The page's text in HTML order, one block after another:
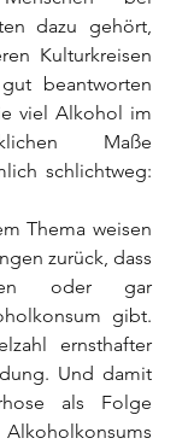
dazu gehört,
Kulturkreisen
beantworten
viel Alkohol im
Maße
schlichtweg:
Thema weisen
zurück, dass
oder gar
gibt.
ernsthafter
Und damit
als Folge